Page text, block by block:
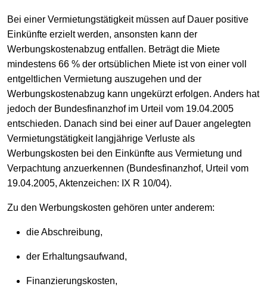
Bei einer Vermietungstätigkeit müssen auf Dauer positive
Einkünfte erzielt werden, ansonsten kann der
Werbungskostenabzug entfallen. Beträgt die Miete
mindestens 66 % der ortsüblichen Miete ist von einer voll
entgeltlichen Vermietung auszugehen und der
Werbungskostenabzug kann ungekürzt erfolgen. Anders hat
jedoch der Bundesfinanzhof im Urteil vom 19.04.2005
entschieden. Danach sind bei einer auf Dauer angelegten
Vermietungstätigkeit langjährige Verluste als
Werbungskosten bei den Einkünfte aus Vermietung und
Verpachtung anzuerkennen (Bundesfinanzhof, Urteil vom
19.04.2005, Aktenzeichen: IX R 10/04).
Zu den Werbungskosten gehören unter anderem:
die Abschreibung,
der Erhaltungsaufwand,
Finanzierungskosten,